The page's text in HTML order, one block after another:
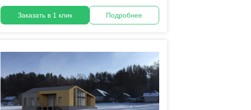
Заказать в 1 клик Подробнее